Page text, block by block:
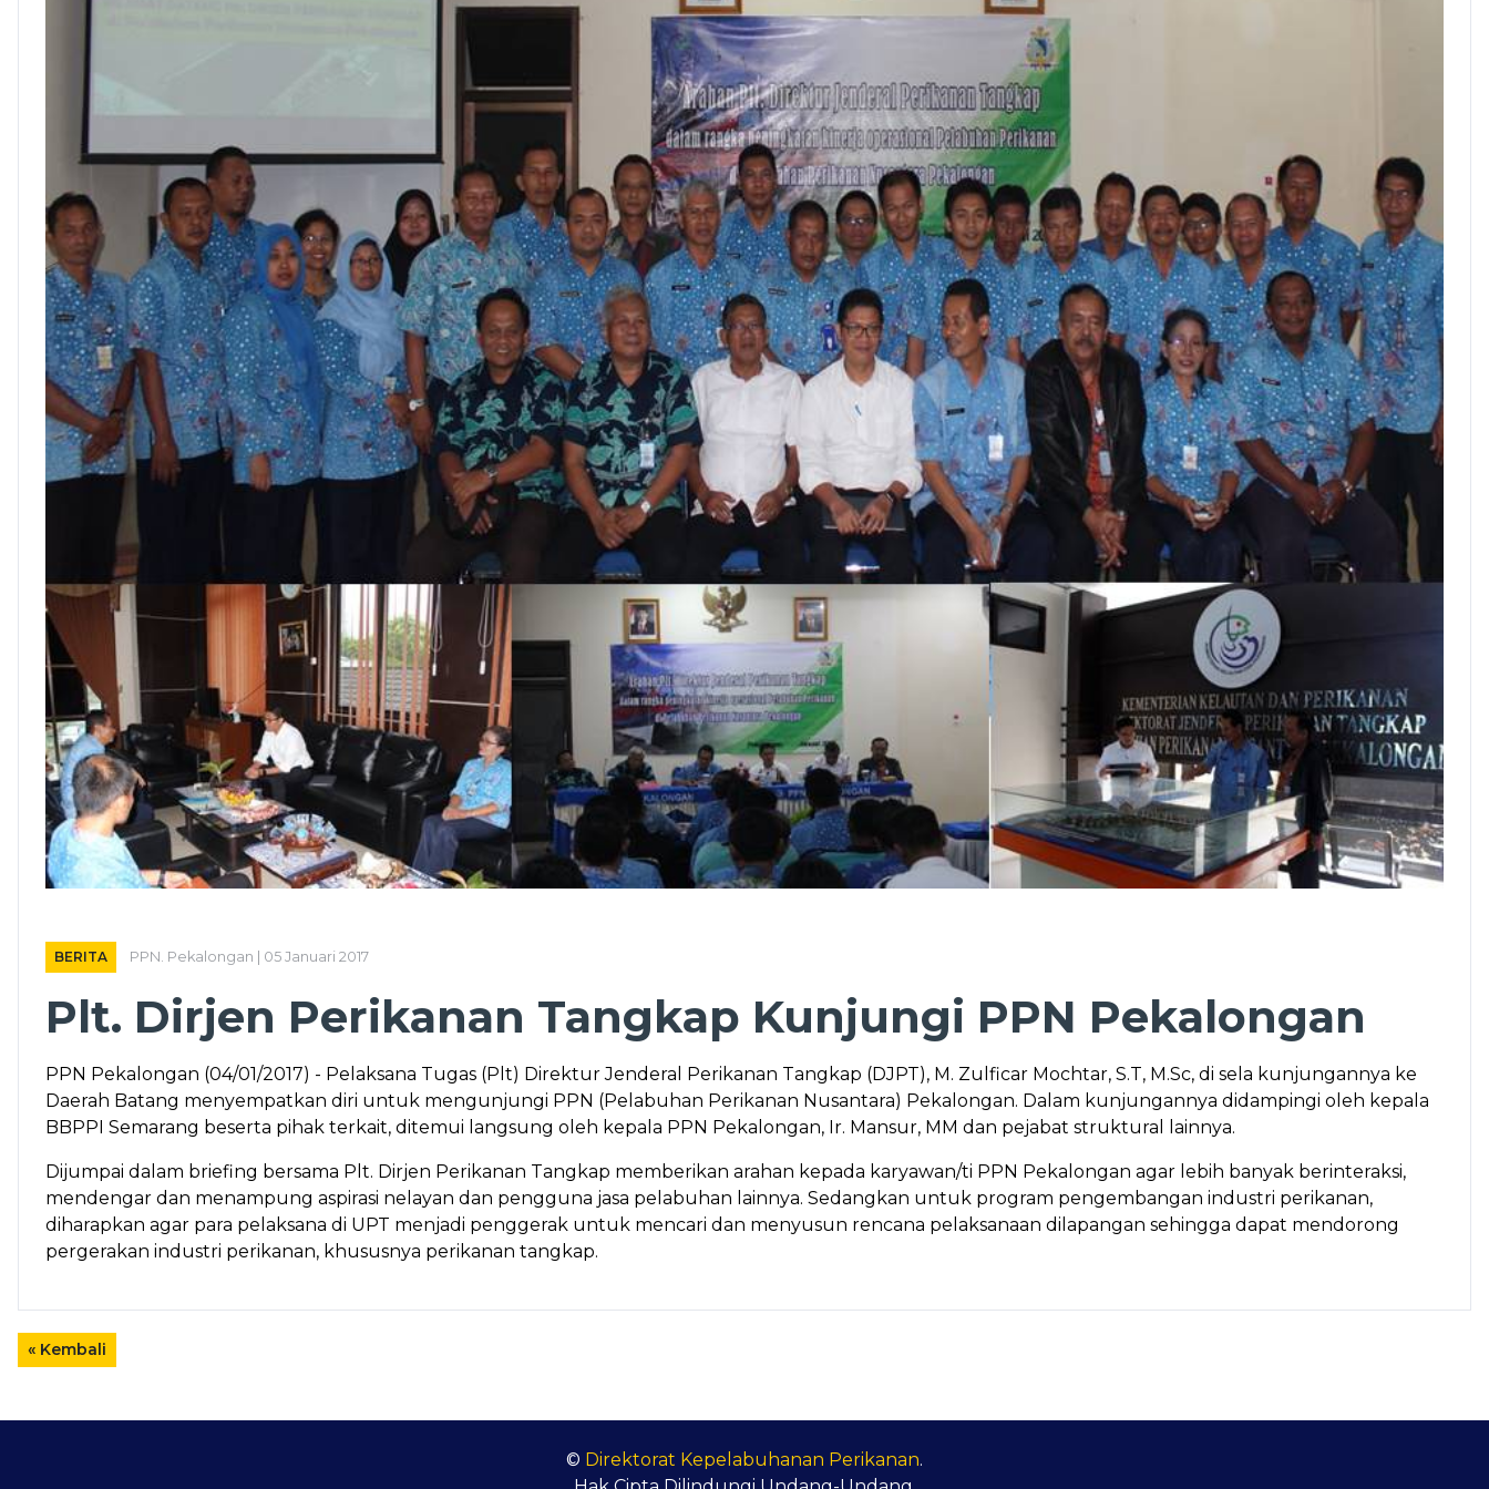
BERITA PPN. Pekalongan | 05 Januari 2017
Plt. Dirjen Perikanan Tangkap Kunjungi PPN Pekalongan
PPN Pekalongan (04/01/2017) - Pelaksana Tugas (Plt) Direktur Jenderal Perikanan Tangkap (DJPT), M. Zulficar Mochtar, S.T, M.Sc, di sela kunjungannya ke
Daerah Batang menyempatkan diri untuk mengunjungi PPN (Pelabuhan Perikanan Nusantara) Pekalongan. Dalam kunjungannya didampingi oleh kepala
BBPPI Semarang beserta pihak terkait, ditemui langsung oleh kepala PPN Pekalongan, Ir. Mansur, MM dan pejabat struktural lainnya.
Dijumpai dalam briefing bersama Plt. Dirjen Perikanan Tangkap memberikan arahan kepada karyawan/ti PPN Pekalongan agar lebih banyak berinteraksi,
mendengar dan menampung aspirasi nelayan dan pengguna jasa pelabuhan lainnya. Sedangkan untuk program pengembangan industri perikanan,
diharapkan agar para pelaksana di UPT menjadi penggerak untuk mencari dan menyusun rencana pelaksanaan dilapangan sehingga dapat mendorong
pergerakan industri perikanan, khususnya perikanan tangkap.
« Kembali
© Direktorat Kepelabuhanan Perikanan.